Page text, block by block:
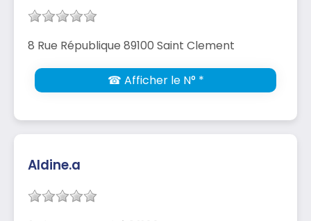
8 Rue République 89100 Saint Clement
☎ Afficher le N° *
Aldine.a